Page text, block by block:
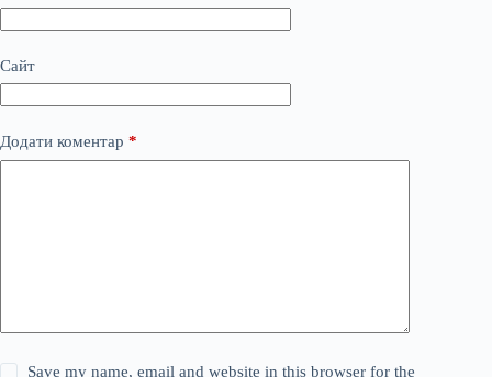
Сайт
Додати коментар *
Save my name, email and website in this browser for the